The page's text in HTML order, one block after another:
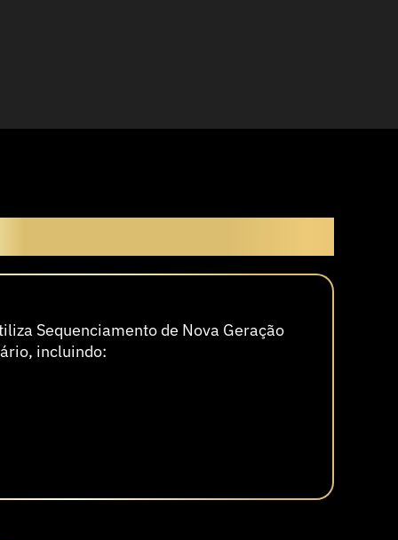
Sequenciamento de Nova Geração
incluindo: